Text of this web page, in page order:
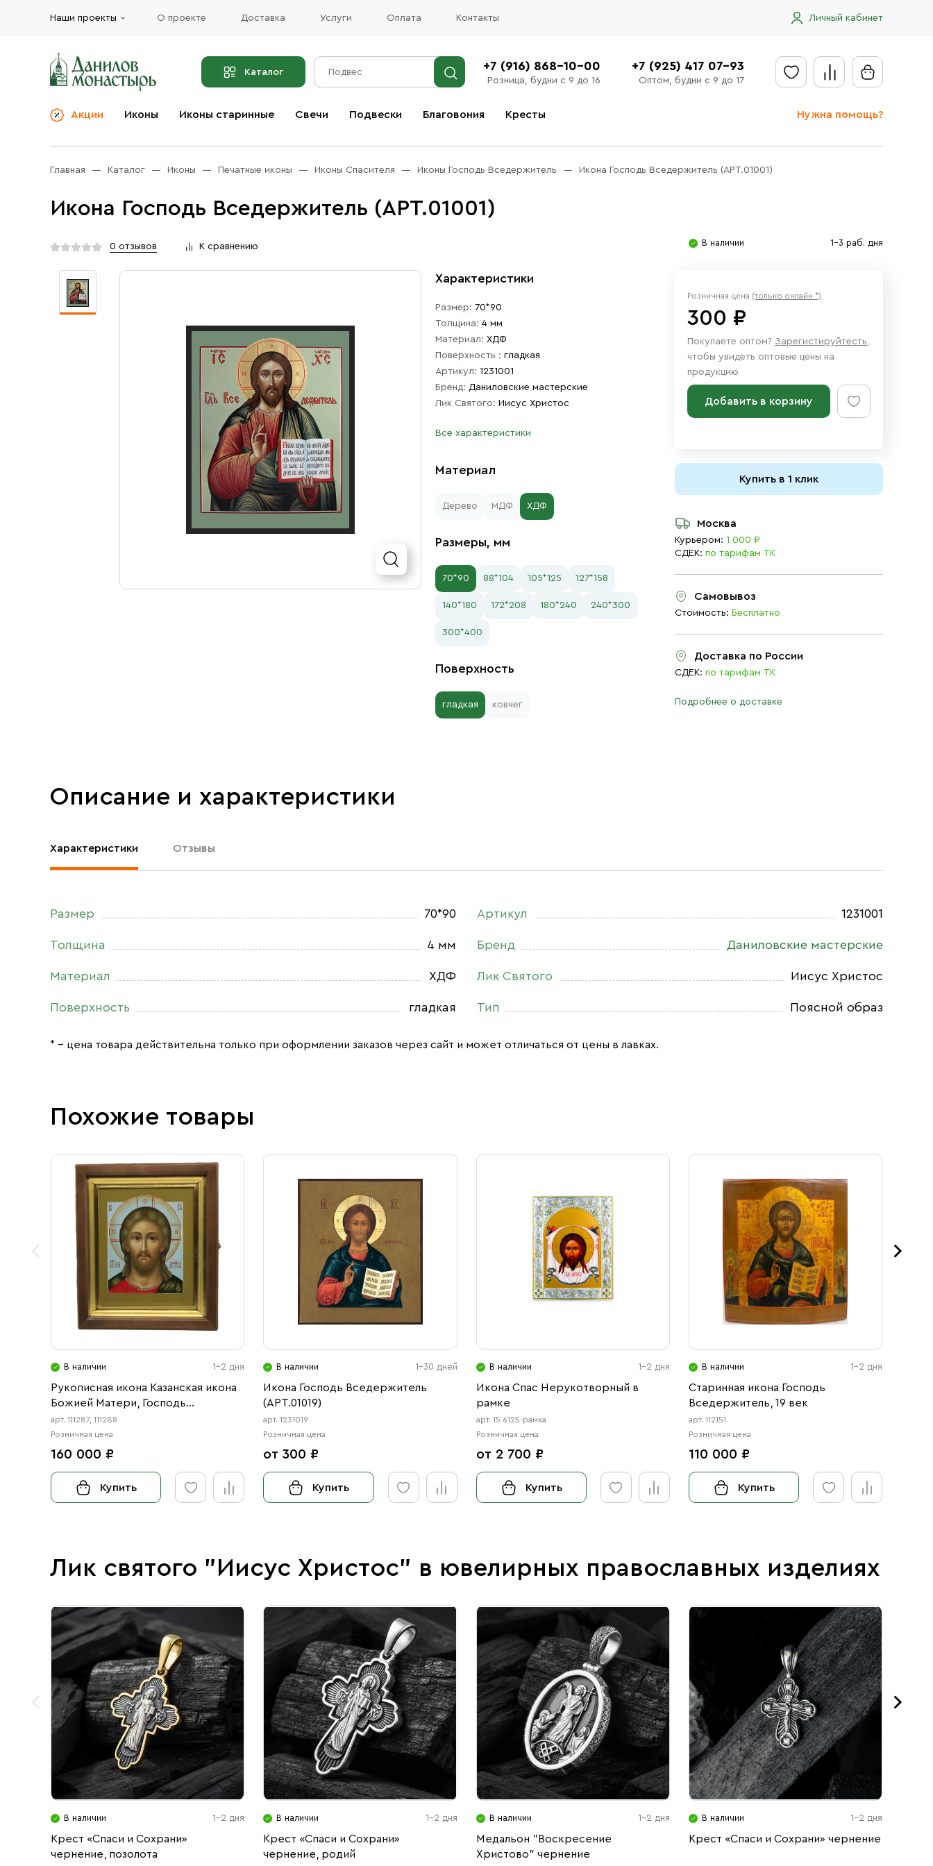
Наши проекты О проекте Доставка Услуги Оплата Контакты Личный кабинет
Каталог +7 (916) 868-10-00
Розница, будни с 9 до 16
+7 (925) 417 07-93
Оптом, будни с 9 до 17
Акции Иконы Иконы старинные Свечи Подвески Благовония Кресты Нужна помощь?
Отправить заявку
Церковная утварь
Иконы
Бренды
Услуги
Главная Каталог Иконы Печатные иконы Иконы Спасителя Иконы Господь Вседержитель Икона Господь Вседержитель (АРТ.01001)
Икона Господь Вседержитель (АРТ.01001)
0 отзывов К сравнению В наличии 1-3 раб. дня
Характеристики
Размер: 70*90
Толщина: 4 мм
Материал: ХДФ
Поверхность : гладкая
Артикул: 1231001
Бренд: Даниловские мастерские
Лик Святого: Иисус Христос
Все характеристики
Материал
Дерево МДФ ХДФ
Размеры, мм
70*90 88*104 105*125 127*158
140*180 172*208 180*240 240*300
300*400
Поверхность
гладкая ковчег
Розничная цена (только онлайн *)
300 ₽
Покупаете оптом? Зарегистируйтесть,
чтобы увидеть оптовые цены на
продукцию
Добавить в корзину
Купить в 1 клик
Москва
Курьером: 1 000 ₽
СДЕК: по тарифам ТК
Самовывоз
Стоимость: Бесплатно
Доставка по России
СДЕК: по тарифам ТК
Подробнее о доставке
Описание и характеристики
Характеристики Отзывы
Размер 70*90
Толщина 4 мм
Материал ХДФ
Поверхность гладкая
Артикул 1231001
Бренд Даниловские мастерские
Лик Святого Иисус Христос
Тип Поясной образ
* – цена товара действительна только при оформлении заказов через сайт и может отличаться от цены в лавках.
Похожие товары
В наличии 1-2 дня
Рукописная икона Казанская икона
Божией Матери, Господь
Вседержитель, венчальная пара
арт. 111287, 111288
Розничная цена
160 000 ₽
Купить
В наличии 1-30 дней
Икона Господь Вседержитель
(АРТ.01019)
арт. 1231019
Розничная цена
от 300 ₽
Купить
В наличии 1-2 дня
Икона Спас Нерукотворный в
рамке
арт. 15 6125-рамка
Розничная цена
от 2 700 ₽
Купить
В наличии 1-2 дня
Старинная икона Господь
Вседержитель, 19 век
арт. 112151
Розничная цена
110 000 ₽
Купить
Лик святого "Иисус Христос" в ювелирных православных изделиях
В наличии 1-2 дня
Крест «Спаси и Сохрани»
чернение, позолота
В наличии 1-2 дня
Крест «Спаси и Сохрани»
чернение, родий
В наличии 1-2 дня
Медальон "Воскресение
Христово" чернение
В наличии 1-2 дня
Крест «Спаси и Сохрани» чернение